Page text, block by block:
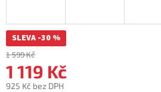
SLEVA -30 %
1 599 Kč
1 119 Kč
925 Kč bez DPH